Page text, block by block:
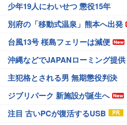
少年19人にわいせつ 懲役15年
別府の「移動式温泉」熊本へ出発
台風13号 桜島フェリーは減便
沖縄などでJAPANローミング提供
主犯格とされる男 無期懲役判決
ジブリパーク 新施設が誕生へ
注目 古いPCが復活するUSB